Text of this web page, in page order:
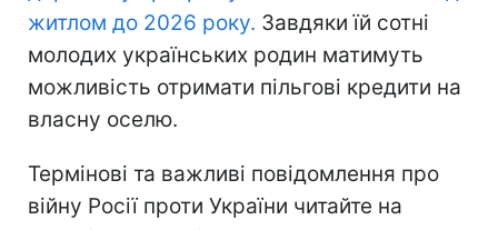
житлом до 2026 року. Завдяки їй сотні
молодих українських родин матимуть
можливість отримати пільгові кредити на
власну оселю.
Термінові та важливі повідомлення про
війну Росії проти України читайте на